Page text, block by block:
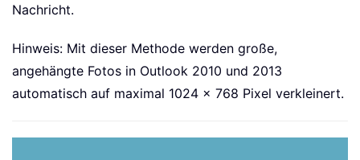
Nachricht.
Hinweis: Mit dieser Methode werden große,
angehängte Fotos in Outlook 2010 und 2013
automatisch auf maximal 1024 × 768 Pixel verkleinert.